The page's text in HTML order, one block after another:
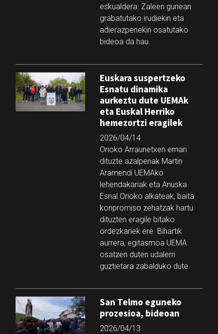
eskualdera. Zaleen gunean
grabatutako irudiekin eta
adierazpenekin osatutako
bideoa da hau.
Euskara suspertzeko
Esnatu dinamika
aurkeztu dute UEMAk
eta Euskal Herriko
hemezortzi eragilek
2026/04/14
Orioko Arraunetxen eman
dituzte azalpenak Martin
Aramendi UEMAko
lehendakariak eta Anuska
Esnal Orioko alkateak, baita
konpromiso zehatzak hartu
dituzten eragile bitako
ordezkariek ere. Bihartik
aurrera, egitasmoa UEMA
osatzen duten udalerri
guztietara zabalduko dute.
San Telmo eguneko
prozesioa, bideoan
2026/04/13